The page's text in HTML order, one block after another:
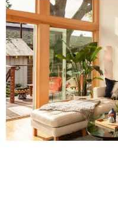
Chọn tranh phòng
Phong cách nội thất
Vị trí trưng bày
BLOG
Bộ sưu tập tranh